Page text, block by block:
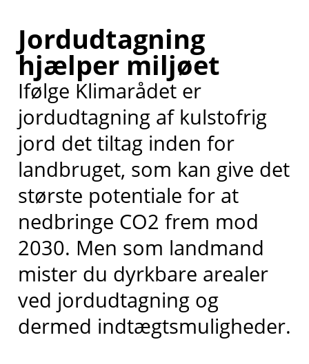
Jordudtagning
hjælper miljøet
Ifølge Klimarådet er
jordudtagning af kulstofrig
jord det tiltag inden for
landbruget, som kan give det
største potentiale for at
nedbringe CO2 frem mod
2030. Men som landmand
mister du dyrkbare arealer
ved jordudtagning og
dermed indtægtsmuligheder.